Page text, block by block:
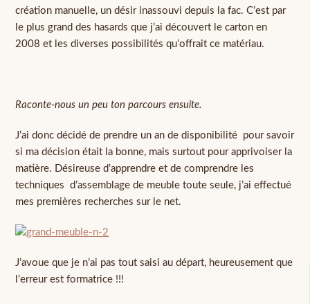
création manuelle, un désir inassouvi depuis la fac. C’est par
le plus grand des hasards que j’ai découvert le carton en
2008 et les diverses possibilités qu’offrait ce matériau.
Raconte-nous un peu ton parcours ensuite.
J’ai donc décidé de prendre un an de disponibilité pour savoir
si ma décision était la bonne, mais surtout pour apprivoiser la
matière. Désireuse d’apprendre et de comprendre les
techniques d’assemblage de meuble toute seule, j’ai effectué
mes premières recherches sur le net.
J’avoue que je n’ai pas tout saisi au départ, heureusement que
l’erreur est formatrice !!!